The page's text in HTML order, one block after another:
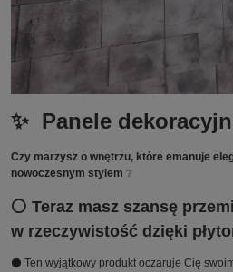
✨ Panele
Czy marzysz o wnętrzu, które emanuje
nowoczesnym stylem ❔
⚪ Teraz masz szansę
w rzeczywistość dzięki
⚫ Ten wyjątkowy produkt oczaruje Cię